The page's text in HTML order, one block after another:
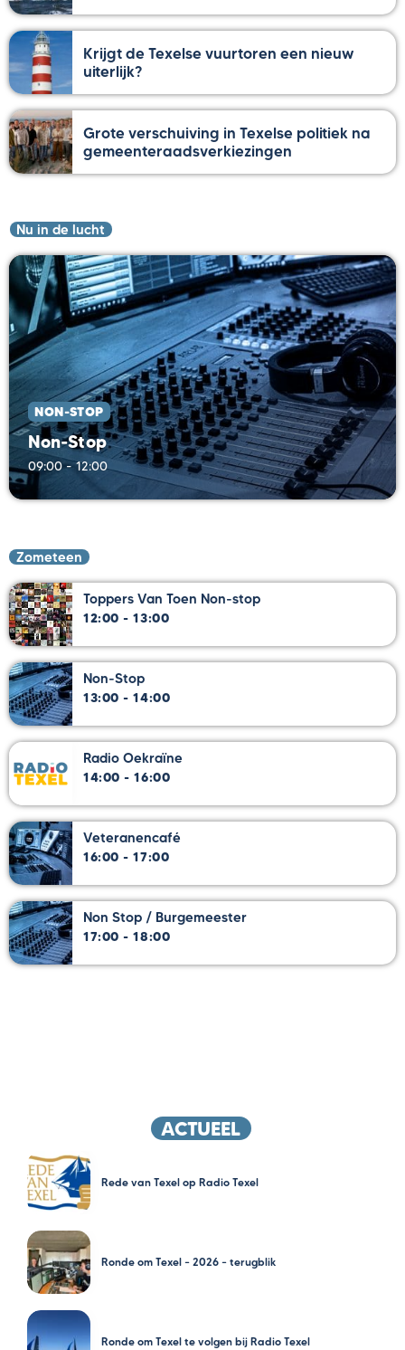
Krijgt de Texelse vuurtoren een nieuw
uiterlijk?
Grote verschuiving in Texelse politiek na
gemeenteraadsverkiezingen
Nu in de lucht
NON-STOP
Non-Stop
09:00 - 12:00
Zometeen
Toppers Van Toen Non-stop
12:00 - 13:00
Non-Stop
13:00 - 14:00
Radio Oekraïne
14:00 - 16:00
Veteranencafé
16:00 - 17:00
Non Stop / Burgemeester
17:00 - 18:00
ACTUEEL
Rede van Texel op Radio Texel
Ronde om Texel – 2026 – terugblik
Ronde om Texel te volgen bij Radio Texel